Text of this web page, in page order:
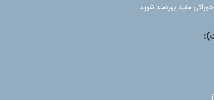
مفید بهره‌مند شوید.